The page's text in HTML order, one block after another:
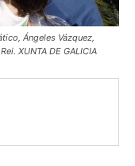
Ángeles Vázquez,
XUNTA DE GALICIA